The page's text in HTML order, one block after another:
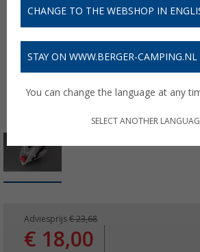
Adviesprijs € 23,68
€ 18,00
CHANGE TO THE WEBSHOP IN
STAY ON WWW.BERGER-CAMPING.NL
You can change the language at any
SELECT ANOTHER